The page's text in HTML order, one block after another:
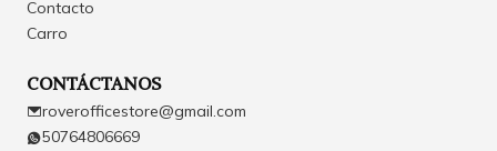
Contacto
Carro
CONTÁCTANOS
roverofficestore@gmail.com
50764806669